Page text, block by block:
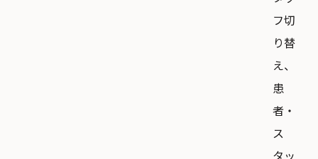
フ切
り替
え、
患
者・
ス